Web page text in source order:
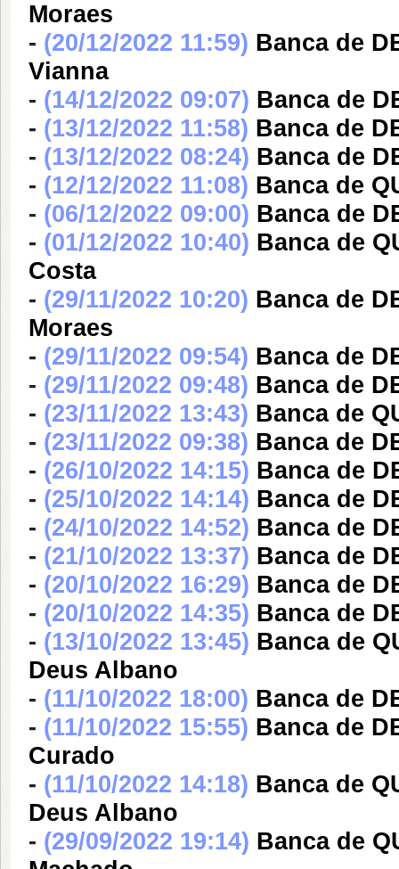
Moraes
- (20/12/2022 11:59) Banca de
Vianna
- (14/12/2022 09:07) Banca de
- (13/12/2022 11:58) Banca de
- (13/12/2022 08:24) Banca de
- (12/12/2022 11:08) Banca de
- (06/12/2022 09:00) Banca de
- (01/12/2022 10:40) Banca de
Costa
- (29/11/2022 10:20) Banca de
Moraes
- (29/11/2022 09:54) Banca de
- (29/11/2022 09:48) Banca de
- (23/11/2022 13:43) Banca de
- (23/11/2022 09:38) Banca de
- (26/10/2022 14:15) Banca de
- (25/10/2022 14:14) Banca de
- (24/10/2022 14:52) Banca de
- (21/10/2022 13:37) Banca de
- (20/10/2022 16:29) Banca de
- (20/10/2022 14:35) Banca de
- (13/10/2022 13:45) Banca de
Deus Albano
- (11/10/2022 18:00) Banca de
- (11/10/2022 15:55) Banca de
Curado
- (11/10/2022 14:18) Banca de
Deus Albano
- (29/09/2022 19:14) Banca de